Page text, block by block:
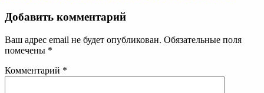
Добавить комментарий
Ваш адрес email не будет опубликован. Обязательные поля
помечены *
Комментарий *